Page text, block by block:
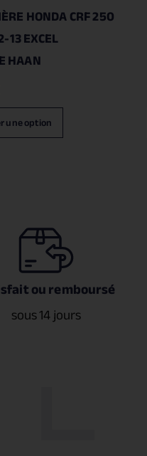
HONDA CRF 250
13 EXCEL
HAAN
une option
ou remboursé
sous 14 jours